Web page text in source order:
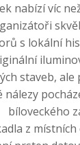
nabízí víc
s lokální
staveb,
nálezy
bíloveckého
z